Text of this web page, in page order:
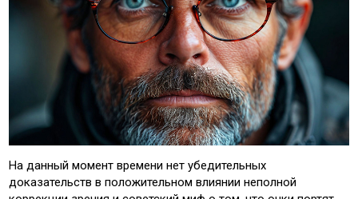
На данный момент времени нет убедительных
доказательств в положительном влиянии неполной